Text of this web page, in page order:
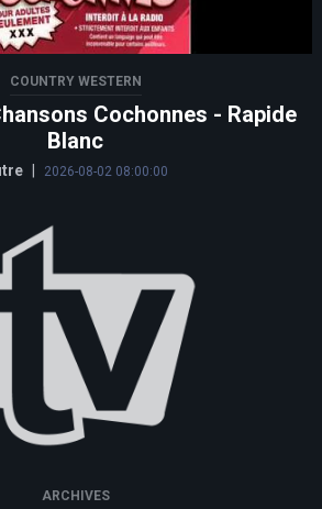
COUNTRY WESTERN
Cochonnes - Rapide
Blanc
2026-08-02 08:00:00
ARCHIVES